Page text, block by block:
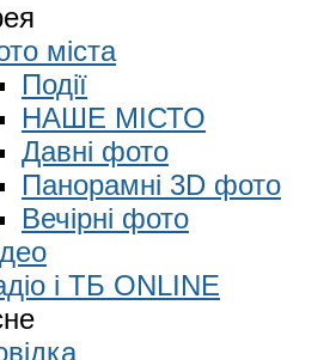
міста
Події
НАШЕ МІСТО
Давні фото
Панорамні 3D фото
Вечірні фото
і ТБ ONLINE